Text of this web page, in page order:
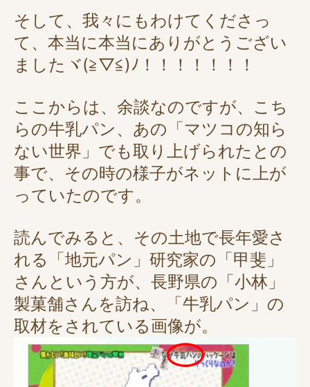
そして、我々にもわけてくださっ
て、本当に本当にありがとうござい
ましたヾ(≧▽≦)ﾉ！！！！！！！
ここからは、余談なのですが、こち
らの牛乳パン、あの「マツコの知ら
ない世界」でも取り上げられたとの
事で、その時の様子がネットに上が
っていたのです。
読んでみると、その土地で長年愛さ
れる「地元パン」研究家の「甲斐」
さんという方が、長野県の「小林」
製菓舗さんを訪ね、「牛乳パン」の
取材をされている画像が。